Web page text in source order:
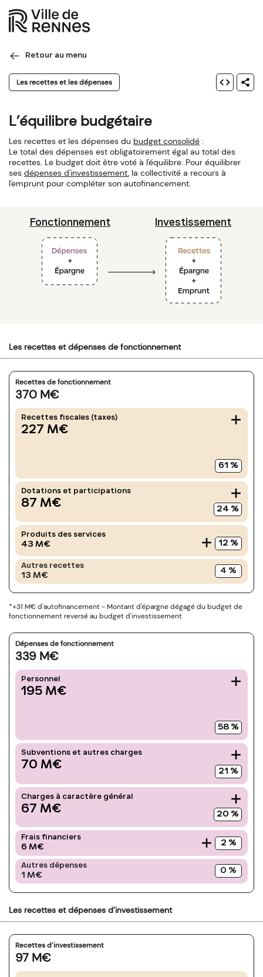
Retour au menu
Les recettes et les dépenses
L’équilibre budgétaire
Les recettes et les dépenses du budget consolidé :
Le total des dépenses est obligatoirement égal au total des
recettes. Le budget doit être voté à l'équilibre. Pour équilibrer
ses dépenses d'investissement, la collectivité a recours à
l'emprunt pour compléter son autofinancement.
Fonctionnement Investissement
Les recettes et dépenses de fonctionnement
Recettes de fonctionnement
370 M€
Recettes fiscales (taxes)
227 M€
61 %
Dotations et participations
87 M€ 24 %
Produits des services
43 M€ 12 %
Autres recettes
13 M€
4 %
*+31 M€ d'autofinancement - Montant d'épargne dégagé du budget de
fonctionnement reversé au budget d'investissement
Dépenses de fonctionnement
339 M€
Personnel
195 M€
58 %
Subventions et autres charges
70 M€
21 %
Charges à caractère général
67 M€ 20 %
Frais financiers
6 M€ 2 %
Autres dépenses
1 M€
0 %
Les recettes et dépenses d’investissement
Recettes d’investissement
97 M€